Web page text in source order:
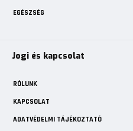
EGÉSZSÉG
Jogi és kapcsolat
RÓLUNK
KAPCSOLAT
ADATVÉDELMI TÁJÉKOZTATÓ